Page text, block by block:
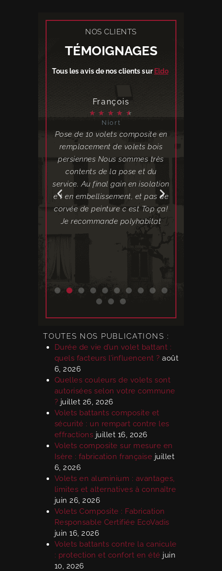
NOS CLIENTS
TÉMOIGNAGES
Tous les avis de nos clients sur Eldo
François
★ ★ ★ ★ ★
Niort
Pose de 10 volets composite en
remplacement de volets bois
persiennes Nous sommes très
contents de la pose et du
service. Au final gain en isolation
e t en embellissement, et pas de
corvée de peinture c est Top ça!
Je recommande polyhabitat
TOUTES NOS PUBLICATIONS :
Durée de vie d’un volet battant :
quels facteurs l’influencent ? août
6, 2026
Quelles couleurs de volets sont
autorisées selon votre commune
? juillet 26, 2026
Volets battants composite et
sécurité : un rempart contre les
effractions juillet 16, 2026
Volets composite sur mesure en
Isère : fabrication française juillet
6, 2026
Volets en aluminium : avantages,
limites et alternatives à connaître
juin 26, 2026
Volets Composite : Fabrication
Responsable Certifiée EcoVadis
juin 16, 2026
Volets battants contre la canicule
: protection et confort en été juin
10, 2026